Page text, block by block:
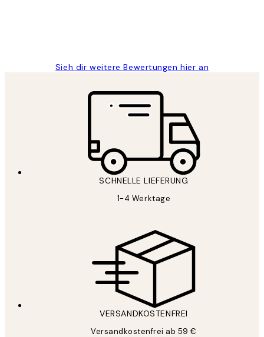
Sieh dir weitere Bewertungen hier an
SCHNELLE LIEFERUNG
1-4 Werktage
VERSANDKOSTENFREI
Versandkostenfrei ab 59 €